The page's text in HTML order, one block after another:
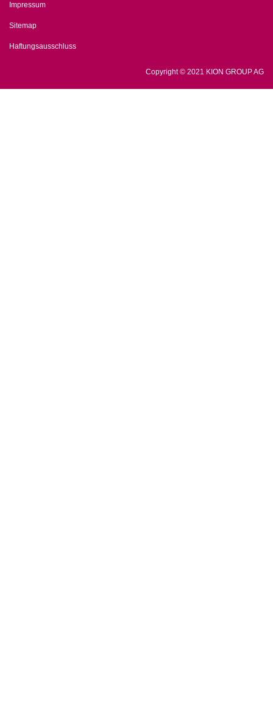
Impressum
Sitemap
Haftungsausschluss
Copyright © 2021 KION GROUP AG